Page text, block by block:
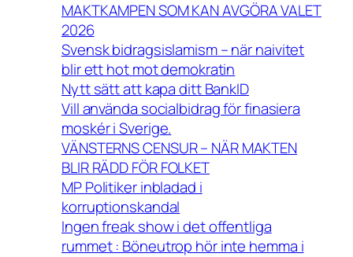
MAKTKAMPEN SOM KAN AVGÖRA VALET
2026
Svensk bidragsislamism – när naivitet
blir ett hot mot demokratin
Nytt sätt att kapa ditt BankID
Vill använda socialbidrag för finasiera
moskér i Sverige.
VÄNSTERNS CENSUR – NÄR MAKTEN
BLIR RÄDD FÖR FOLKET
MP Politiker inbladad i
korruptionskandal
Ingen freak show i det offentliga
rummet : Böneutrop hör inte hemma i